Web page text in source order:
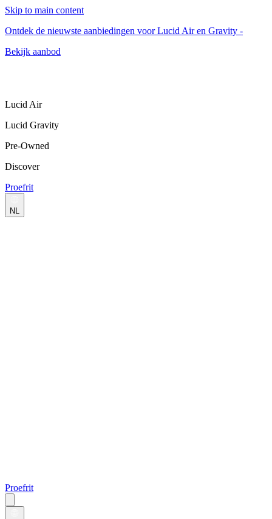
Skip to main content
Ontdek de nieuwste aanbiedingen voor Lucid Air en Gravity -
Bekijk aanbod
Lucid Air
Lucid Gravity
Pre-Owned
Discover
Proefrit
NL
Proefrit